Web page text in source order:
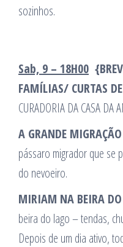
sozinhos.
Sab, 9 – 18H00
FAMÍLIAS/ CURTAS
CURADORIA DA CASA
A GRANDE MIGRAÇÃO
pássaro migrador que se
do nevoeiro.
MIRIAM NA BEIRA
beira do lago – tendas,
Depois de um dia ativo,